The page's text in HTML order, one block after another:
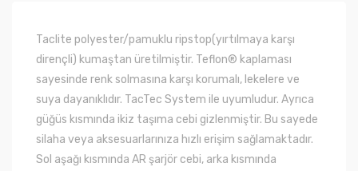
Taclite polyester/pamuklu ripstop(yırtılmaya karşı
dirençli) kumaştan üretilmiştir. Teflon® kaplaması
sayesinde renk solmasına karşı korumalı, lekelere ve
suya dayanıklıdır. TacTec System ile uyumludur. Ayrıca
güğüs kısmında ikiz taşıma cebi gizlenmiştir. Bu sayede
silaha veya aksesuarlarınıza hızlı erişim sağlamaktadır.
Sol aşağı kısmında AR şarjör cebi, arka kısmında